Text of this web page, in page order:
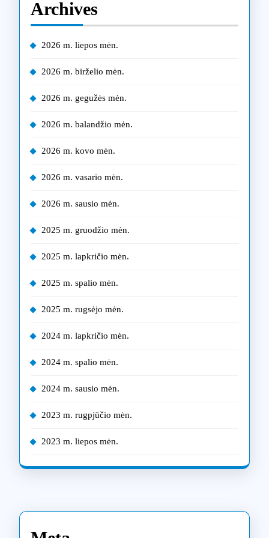
Archives
2026 m. liepos mėn.
2026 m. birželio mėn.
2026 m. gegužės mėn.
2026 m. balandžio mėn.
2026 m. kovo mėn.
2026 m. vasario mėn.
2026 m. sausio mėn.
2025 m. gruodžio mėn.
2025 m. lapkričio mėn.
2025 m. spalio mėn.
2025 m. rugsėjo mėn.
2024 m. lapkričio mėn.
2024 m. spalio mėn.
2024 m. sausio mėn.
2023 m. rugpjūčio mėn.
2023 m. liepos mėn.